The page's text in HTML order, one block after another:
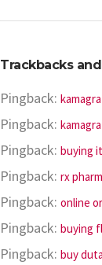
Trackbacks
Pingback:
Pingback:
Pingback: buying
Pingback: rx
Pingback: online
Pingback: buying
Pingback: buy